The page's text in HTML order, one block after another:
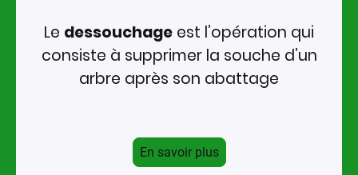
Le dessouchage est l’opération qui
consiste à supprimer la souche d’un
arbre après son abattage
En savoir plus